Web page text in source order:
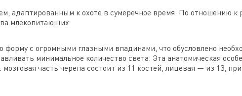
адаптированным к охоте в сумеречное время. По отношению к
млекопитающих.
форму с огромными глазными впадинами, что обусловлено
минимальное количество света. Эта анатомическая
часть черепа состоит из 11 костей, лицевая — из 13,